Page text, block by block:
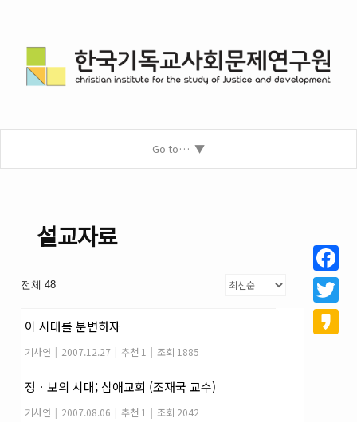
Go to…
설교자료
전체 48
이 시대를 분변하자
기사연 | 2007.12.27 | 추천 1 | 조회 1885
정ㆍ보의 시대; 삼애교회 (조재국 교수)
기사연 | 2007.08.06 | 추천 1 | 조회 2042
Twitter